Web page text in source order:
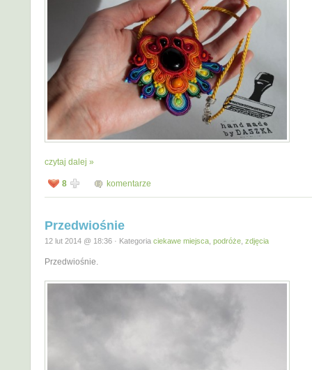
czytaj dalej »
8 komentarze
Przedwiośnie
12 lut 2014 @ 18:36 · Kategoria ciekawe miejsca podróże zdjęcia
Przedwiośnie.